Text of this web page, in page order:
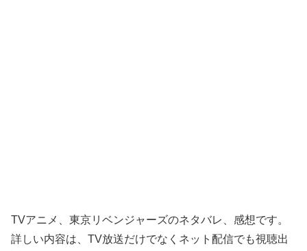
TVアニメ、東京リベンジャーズのネタバレ、感想です。
詳しい内容は、TV放送だけでなくネット配信でも視聴出